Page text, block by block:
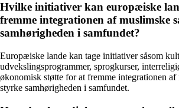
Hvilke initiativer kan europæiske
fremme integrationen af muslimske
samhørigheden i samfundet?
Europæiske lande kan tage initiativer såsom
udvekslingsprogrammer, sprogkurser,
økonomisk støtte for at fremme integrationen
styrke samhørigheden i samfundet.